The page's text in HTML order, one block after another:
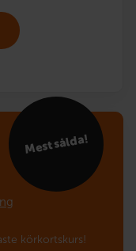
Mest sålda!
körkortskurs!